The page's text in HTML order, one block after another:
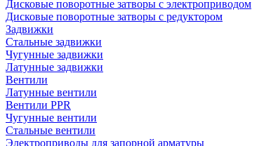
Дисковые поворотные затворы с электроприводом
Дисковые поворотные затворы с редуктором
Задвижки
Стальные задвижки
Чугунные задвижки
Латунные задвижки
Вентили
Латунные вентили
Вентили PPR
Чугунные вентили
Стальные вентили
Электроприводы для запорной арматуры